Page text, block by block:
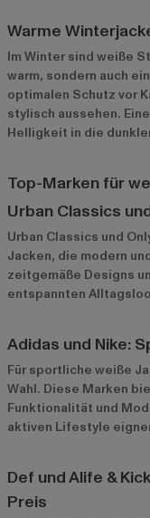
Warme
Im Winter sind weiße
warm, sondern auch
optimalen Schutz vor
stylisch aussehen.
Helligkeit in die
Top-Marken für
Urban Classics
Urban Classics und
Jacken, die modern
zeitgemäße Designs
entspannten
Adidas und Nike:
Für sportliche weiße
Wahl. Diese Marken
Funktionalität und
aktiven Lifestyle
Def und Alife &
Preis